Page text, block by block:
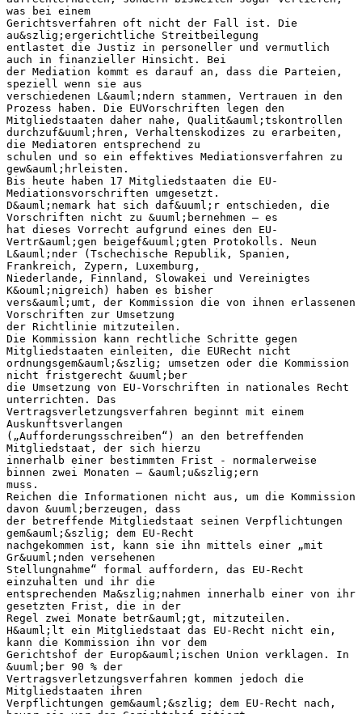
was bei einem
Gerichtsverfahren oft nicht der Fall ist. Die
au&szlig;ergerichtliche Streitbeilegung
entlastet die Justiz in personeller und vermutlich
auch in finanzieller Hinsicht. Bei
der Mediation kommt es darauf an, dass die Parteien,
speziell wenn sie aus
verschiedenen L&auml;ndern stammen, Vertrauen in den
Prozess haben. Die EUVorschriften legen den
Mitgliedstaaten daher nahe, Qualit&auml;tskontrollen
durchzuf&uuml;hren, Verhaltenskodizes zu erarbeiten,
die Mediatoren entsprechend zu
schulen und so ein effektives Mediationsverfahren zu
gew&auml;hrleisten.
Bis heute haben 17 Mitgliedstaaten die EU-
Mediationsvorschriften umgesetzt.
D&auml;nemark hat sich daf&uuml;r entschieden, die
Vorschriften nicht zu &uuml;bernehmen – es
hat dieses Vorrecht aufgrund eines den EU-
Vertr&auml;gen beigef&uuml;gten Protokolls. Neun
L&auml;nder (Tschechische Republik, Spanien,
Frankreich, Zypern, Luxemburg,
Niederlande, Finnland, Slowakei und Vereinigtes
K&ouml;nigreich) haben es bisher
vers&auml;umt, der Kommission die von ihnen erlassenen
Vorschriften zur Umsetzung
der Richtlinie mitzuteilen.
Die Kommission kann rechtliche Schritte gegen
Mitgliedstaaten einleiten, die EURecht nicht
ordnungsgem&auml;&szlig; umsetzen oder die Kommission
nicht fristgerecht &uuml;ber
die Umsetzung von EU-Vorschriften in nationales Recht
unterrichten. Das
Vertragsverletzungsverfahren beginnt mit einem
Auskunftsverlangen
(„Aufforderungsschreiben“) an den betreffenden
Mitgliedstaat, der sich hierzu
innerhalb einer bestimmten Frist - normalerweise
binnen zwei Monaten – &auml;u&szlig;ern
muss.
Reichen die Informationen nicht aus, um die Kommission
davon &uuml;berzeugen, dass
der betreffende Mitgliedstaat seinen Verpflichtungen
gem&auml;&szlig; dem EU-Recht
nachgekommen ist, kann sie ihn mittels einer „mit
Gr&uuml;nden versehenen
Stellungnahme“ formal auffordern, das EU-Recht
einzuhalten und ihr die
entsprechenden Ma&szlig;nahmen innerhalb einer von ihr
gesetzten Frist, die in der
Regel zwei Monate betr&auml;gt, mitzuteilen.
H&auml;lt ein Mitgliedstaat das EU-Recht nicht ein,
kann die Kommission ihn vor dem
Gerichtshof der Europ&auml;ischen Union verklagen. In
&uuml;ber 90 % der
Vertragsverletzungsverfahren kommen jedoch die
Mitgliedstaaten ihren
Verpflichtungen gem&auml;&szlig; dem EU-Recht nach,